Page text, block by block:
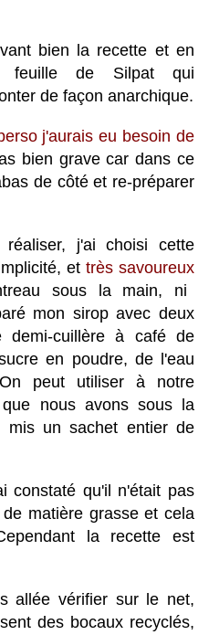
bien la recette et en
feuille de Silpat qui
de façon anarchique.
j'aurais eu besoin de
bien grave car dans ce
de côté et re-préparer
j'ai choisi cette
et très savoureux
sous la main, ni
mon sirop avec deux
demi-cuillère à café de
en poudre, de l'eau
peut utiliser à notre
nous avons sous la
mis un sachet entier de
constaté qu'il n'était pas
matière grasse et cela
la recette est
allée vérifier sur le net,
des bocaux recyclés,